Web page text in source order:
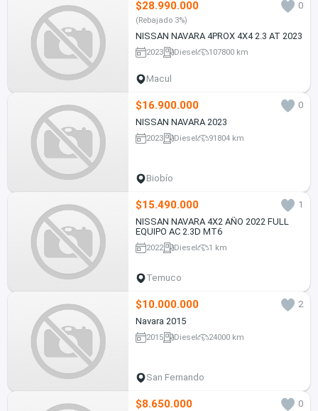
$28.990.000 0
(Rebajado 3%)
NISSAN NAVARA 4PROX 4X4 2.3 AT 2023
2023 Diesel 107800 km
Macul
$16.900.000
0
NISSAN NAVARA 2023
2023 Diesel 91804 km
Biobío
$15.490.000
1
NISSAN NAVARA 4X2 AÑO 2022 FULL
EQUIPO AC 2.3D MT6
2022 Diesel 1 km
Temuco
$10.000.000
2
Navara 2015
2015 Diesel 24000 km
San Fernando
$8.650.000
0